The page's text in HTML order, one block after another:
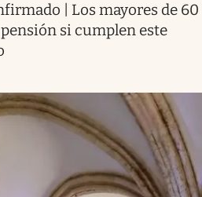
| Los mayores de 60
si cumplen este